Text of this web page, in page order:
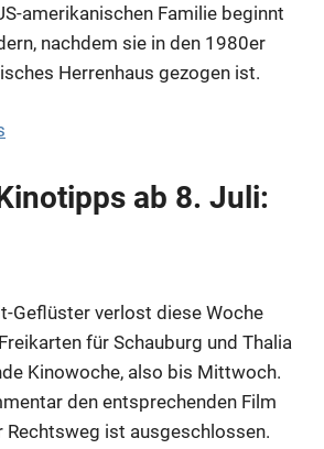
Anzeige
amerikanischen Familie beginnt
nachdem sie in den 1980er
Herrenhaus gezogen ist.
ab 8. Juli:
Geflüster verlost diese Woche
für Schauburg und Thalia
Kinowoche, also bis Mittwoch.
den entsprechenden Film
Rechtsweg ist ausgeschlossen.